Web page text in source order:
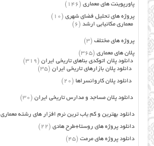
پاورپوینت های معماری (146)
پروژه های تحلیل فضای شهری (10)
معماری مکانیابی ارشد (6)
پروژه های مختلف (3)
پلان های معماری (365)
دانلود پلان اتوکدی بناهای تاریخی ایران (319)
دانلود پلان بازارهای تاریخی ایران (35)
دانلود پلان کاروانسراها (20)
دانلود پلان مساجد و مدارس تاریخی ایران (30)
دانلود بهترین و کم یاب ترین نرم افزار های رشته معماری
دانلود پروژه های روستا+طرح هادی (22)
دانلود پروژه های مرمت (45)